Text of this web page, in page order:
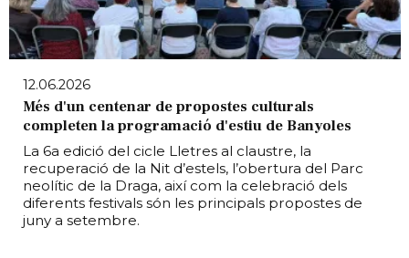
12.06.2026
Més d'un centenar de propostes culturals
completen la programació d'estiu de Banyoles
La 6a edició del cicle Lletres al claustre, la
recuperació de la Nit d’estels, l’obertura del Parc
neolític de la Draga, així com la celebració dels
diferents festivals són les principals propostes de
juny a setembre.